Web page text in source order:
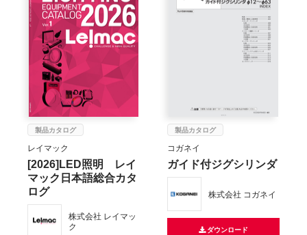
製品カタログ
レイマック
[2026]LED照明 レイ
マック日本語総合カタ
ログ
株式会社 レイマッ
ク
製品カタログ
コガネイ
ガイド付ジグシリンダ
株式会社 コガネイ
ダウンロード